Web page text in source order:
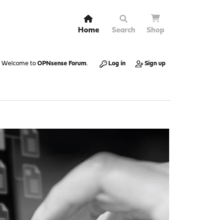
Home Search Shop
Welcome to OPNsense Forum. Log in Sign up